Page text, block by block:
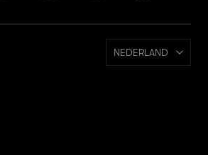
NEDERLAND